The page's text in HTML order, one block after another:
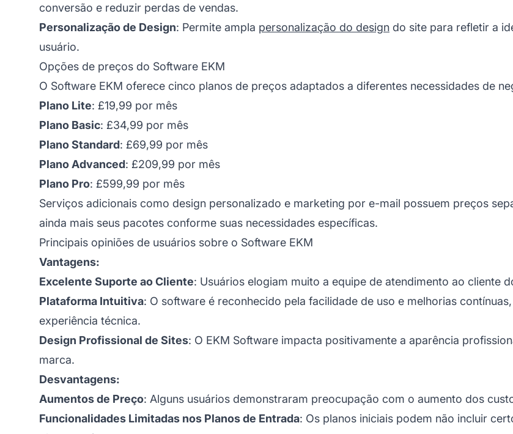
conversão e reduzir perdas de vendas.
Personalização de Design: Permite ampla personalização do design do site para refletir a
usuário.
Opções de preços do Software EKM
O Software EKM oferece cinco planos de preços adaptados a diferentes necessidades de
Plano Lite: £19,99 por mês
Plano Basic: £34,99 por mês
Plano Standard: £69,99 por mês
Plano Advanced: £209,99 por mês
Plano Pro: £599,99 por mês
Serviços adicionais como design personalizado e marketing por e-mail possuem preços
ainda mais seus pacotes conforme suas necessidades específicas.
Principais opiniões de usuários sobre o Software EKM
Vantagens:
Excelente Suporte ao Cliente: Usuários elogiam muito a equipe de atendimento ao cliente
Plataforma Intuitiva: O software é reconhecido pela facilidade de uso e melhorias
experiência técnica.
Design Profissional de Sites: O EKM Software impacta positivamente a aparência
marca.
Desvantagens:
Aumentos de Preço: Alguns usuários demonstraram preocupação com o aumento dos
Funcionalidades Limitadas nos Planos de Entrada: Os planos iniciais podem não incluir